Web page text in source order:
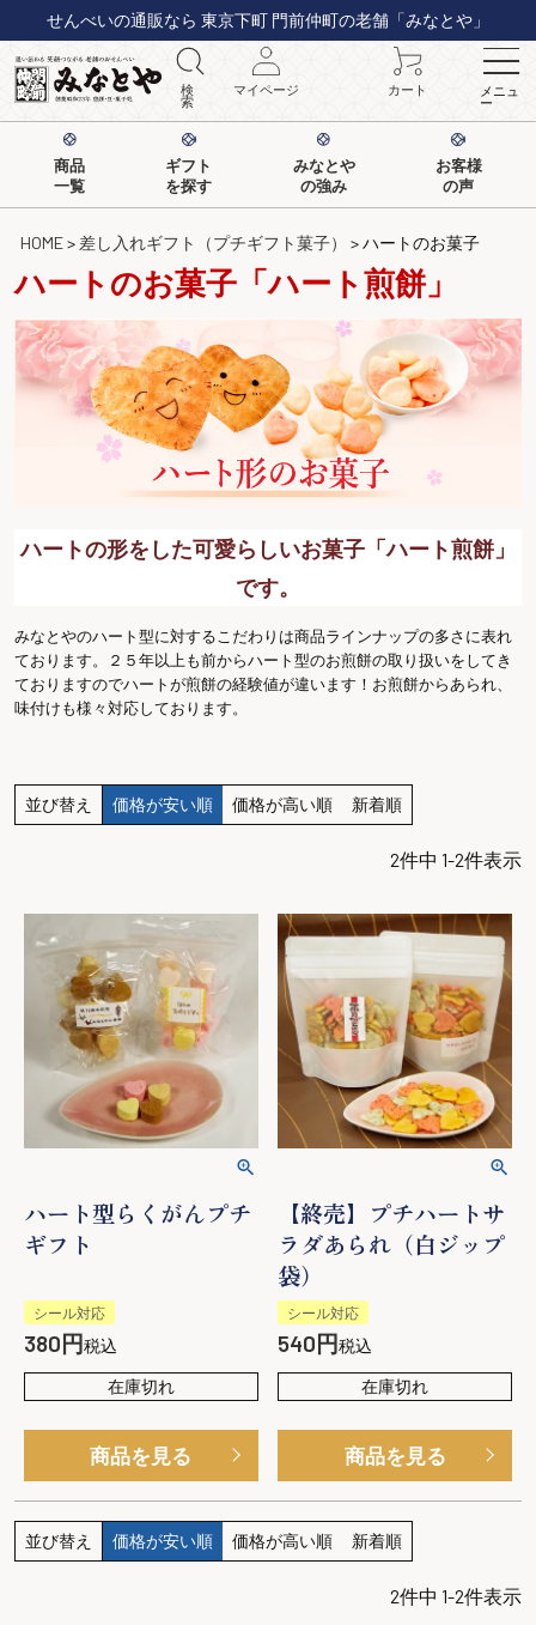
せんべいの通販なら 東京下町 門前仲町の老舗「みなとや」
検
索
マイページ カート メニュ
ー
商品
一覧
ギフト
を探す
みなとや
の強み
お客様
の声
HOME 差し入れギフト（プチギフト菓子） ハートのお菓子
ハートのお菓子「ハート煎餅」
ハートの形をした可愛らしいお菓子「ハート煎餅」
です。
みなとやのハート型に対するこだわりは商品ラインナップの多さに表れ
ております。２５年以上も前からハート型のお煎餅の取り扱いをしてき
ておりますのでハートが煎餅の経験値が違います！お煎餅からあられ、
味付けも様々対応しております。
並び替え 価格が安い順 価格が高い順 新着順
2件中 1-2件表示
ハート型らくがんプチ
ギフト
シール対応
380
税込
在庫切れ
商品を見る
【終売】プチハートサ
ラダあられ（白ジップ
袋）
シール対応
540
税込
在庫切れ
商品を見る
並び替え 価格が安い順 価格が高い順 新着順
2件中 1-2件表示